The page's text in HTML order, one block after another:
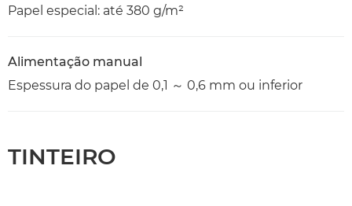
Papel especial: até 380 g/m²
Alimentação manual
Espessura do papel de 0,1 ～ 0,6 mm ou inferior
TINTEIRO